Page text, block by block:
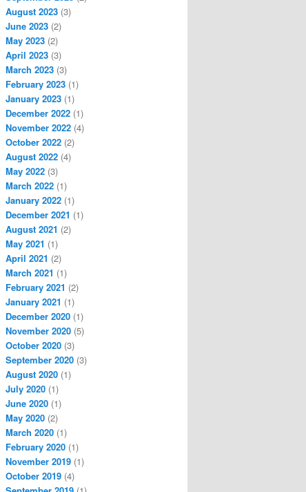
August 2023 (3)
June 2023 (2)
May 2023 (2)
April 2023 (3)
March 2023 (3)
February 2023 (1)
January 2023 (1)
December 2022 (1)
November 2022 (4)
October 2022 (2)
August 2022 (4)
May 2022 (3)
March 2022 (1)
January 2022 (1)
December 2021 (1)
August 2021 (2)
May 2021 (1)
April 2021 (2)
March 2021 (1)
February 2021 (2)
January 2021 (1)
December 2020 (1)
November 2020 (5)
October 2020 (3)
September 2020 (3)
August 2020 (1)
July 2020 (1)
June 2020 (1)
May 2020 (2)
March 2020 (1)
February 2020 (1)
November 2019 (1)
October 2019 (4)